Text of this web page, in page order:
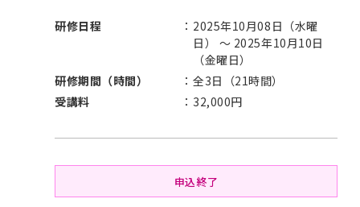
研修日程
2025年10月08日（水曜
日） ～ 2025年10月10日
（金曜日）
研修期間（時間）
全3日（21時間）
受講料
32,000円
申込終了